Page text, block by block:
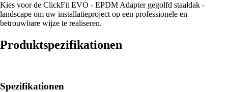
Kies voor de ClickFit EVO - EPDM Adapter gegolfd staaldak -
landscape om uw installatieproject op een professionele en
betrouwbare wijze te realiseren.
Produktspezifikationen
Spezifikationen